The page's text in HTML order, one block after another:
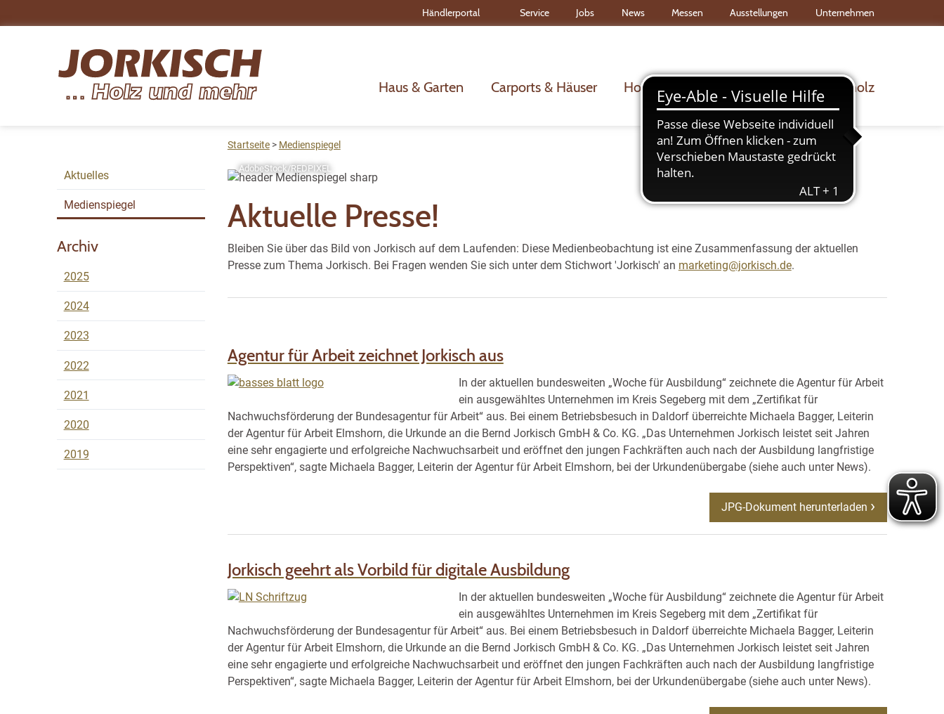
Händlerportal Service Jobs News Messen Ausstellungen Unternehmen
Haus & Garten Carports & Häuser Holz & Bau Dach & Wand Rohholz
Aktuelles
Medienspiegel
Archiv
2025
2024
2023
2022
2021
2020
2019
Startseite Medienspiegel
AdobeStock/REDPIXEL
Aktuelle Presse!
Bleiben Sie über das Bild von Jorkisch auf dem Laufenden: Diese Medienbeobachtung ist eine Zusammenfassung der aktuellen
Presse zum Thema Jorkisch. Bei Fragen wenden Sie sich unter dem Stichwort 'Jorkisch' an marketing@jorkisch.de.
Agentur für Arbeit zeichnet Jorkisch aus
In der aktuellen bundesweiten „Woche für Ausbildung“ zeichnete die Agentur für Arbeit
ein ausgewähltes Unternehmen im Kreis Segeberg mit dem „Zertifikat für
Nachwuchsförderung der Bundesagentur für Arbeit“ aus. Bei einem Betriebsbesuch in Daldorf überreichte Michaela Bagger, Leiterin
der Agentur für Arbeit Elmshorn, die Urkunde an die Bernd Jorkisch GmbH & Co. KG. „Das Unternehmen Jorkisch leistet seit Jahren
eine sehr engagierte und erfolgreiche Nachwuchsarbeit und eröffnet den jungen Fachkräften auch nach der Ausbildung langfristige
Perspektiven“, sagte Michaela Bagger, Leiterin der Agentur für Arbeit Elmshorn, bei der Urkundenübergabe (siehe auch unter News).
JPG-Dokument herunterladen
Jorkisch geehrt als Vorbild für digitale Ausbildung
In der aktuellen bundesweiten „Woche für Ausbildung“ zeichnete die Agentur für Arbeit
ein ausgewähltes Unternehmen im Kreis Segeberg mit dem „Zertifikat für
Nachwuchsförderung der Bundesagentur für Arbeit“ aus. Bei einem Betriebsbesuch in Daldorf überreichte Michaela Bagger, Leiterin
der Agentur für Arbeit Elmshorn, die Urkunde an die Bernd Jorkisch GmbH & Co. KG. „Das Unternehmen Jorkisch leistet seit Jahren
eine sehr engagierte und erfolgreiche Nachwuchsarbeit und eröffnet den jungen Fachkräften auch nach der Ausbildung langfristige
Perspektiven“, sagte Michaela Bagger, Leiterin der Agentur für Arbeit Elmshorn, bei der Urkundenübergabe (siehe auch unter News).